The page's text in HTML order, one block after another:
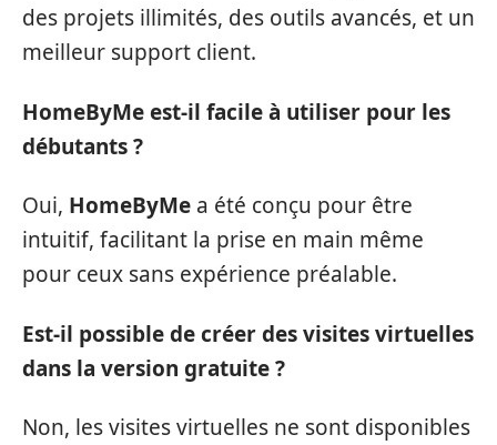
des projets illimités, des outils avancés, et un
meilleur support client.
HomeByMe est-il facile à utiliser pour les
débutants ?
Oui, HomeByMe a été conçu pour être
intuitif, facilitant la prise en main même
pour ceux sans expérience préalable.
Est-il possible de créer des visites virtuelles
dans la version gratuite ?
Non, les visites virtuelles ne sont disponibles